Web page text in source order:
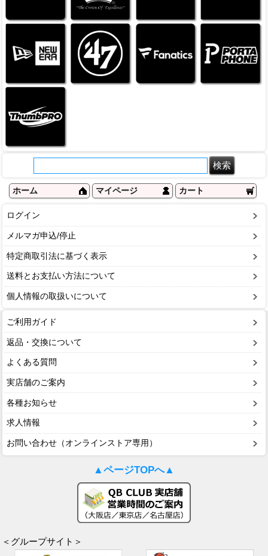
ホーム マイページ カート
ログイン
メルマガ申込/停止
特定商取引法に基づく表示
送料とお支払い方法について
個人情報の取扱いについて
ご利用ガイド
返品・交換について
よくある質問
実店舗のご案内
各種お知らせ
求人情報
お問い合わせ（オンラインストア専用）
▲ページTOPへ▲
＜グループサイト＞